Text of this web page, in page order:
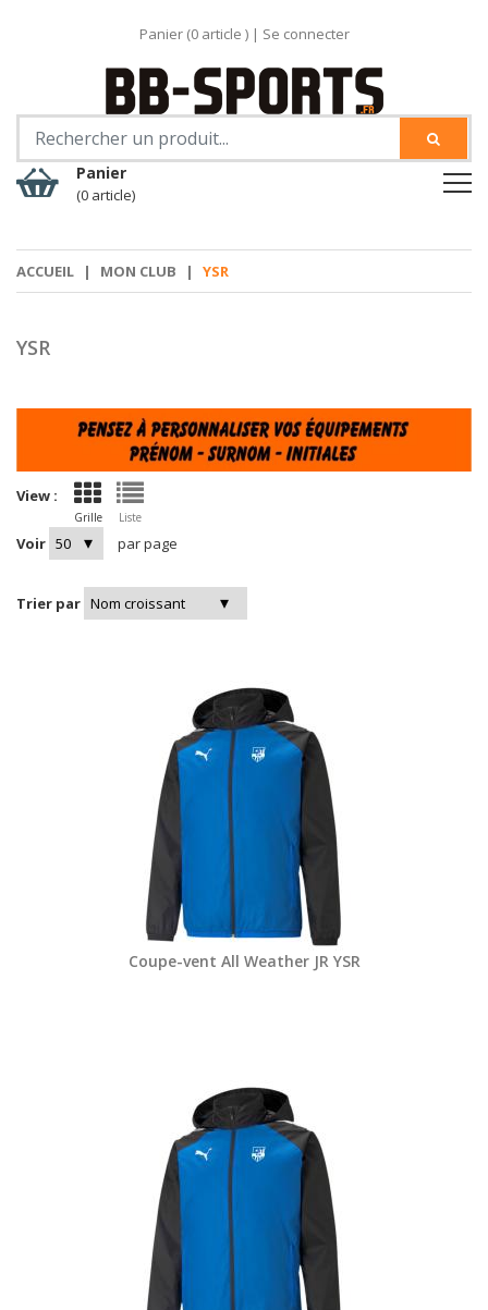
Panier (0article ) | Se connecter
Panier
(0 article)
ACCUEIL | MON CLUB | YSR
YSR
View :
Grille Liste
Voir par page
Trier par
Coupe-vent All Weather JR YSR